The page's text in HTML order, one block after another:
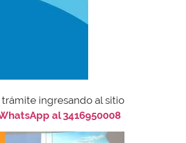
ingresando al sitio
al 3416950008